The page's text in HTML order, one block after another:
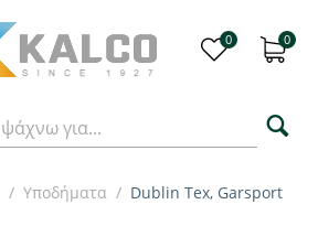
0 0
/ Υποδήματα / Dublin Tex, Garsport